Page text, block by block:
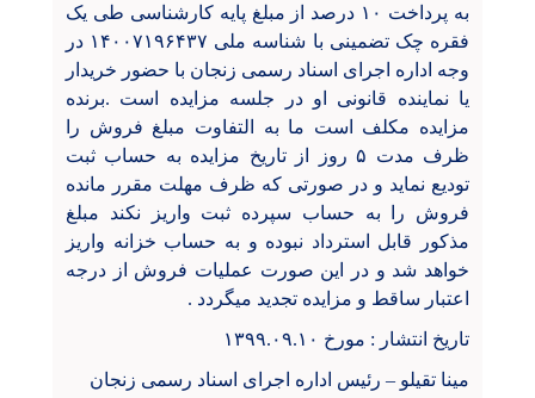
به پرداخت ۱۰ درصد از مبلغ پایه کارشناسی طی یک
فقره چک تضمینی با شناسه ملی ۱۴۰۰۷۱۹۶۴۳۷ در
وجه اداره اجرای اسناد رسمی زنجان با حضور خریدار
یا نماینده قانونی او در جلسه مزایده است .برنده
مزایده مکلف است ما به التفاوت مبلغ فروش را
ظرف مدت ۵ روز از تاریخ مزایده به حساب ثبت
تودیع نماید و در صورتی که ظرف مهلت مقرر مانده
فروش را به حساب سپرده ثبت واریز نکند مبلغ
مذکور قابل استرداد نبوده و به حساب خزانه واریز
خواهد شد و در این صورت عملیات فروش از درجه
اعتبار ساقط و مزایده تجدید میگردد .
تاریخ انتشار : مورخ ۱۳۹۹.۰۹.۱۰
مینا تقیلو – رئیس اداره اجرای اسناد رسمی زنجان